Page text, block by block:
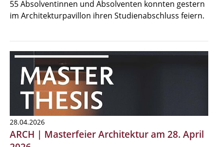
55 Absolventinnen und Absolventen konnten gestern
im Architekturpavillon ihren Studienabschluss feiern.
28.04.2026
ARCH | Masterfeier Architektur am 28. April